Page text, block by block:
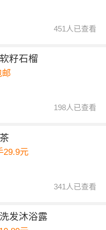
451人已查看
籽石榴
邮
198人已查看
29.9元
341人已查看
发沐浴露